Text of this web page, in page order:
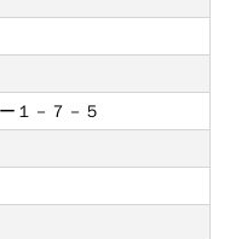
ついては以下よりご
のお知らせ
6月1日（木）以降、
外にお届け先を変更
１－７－５